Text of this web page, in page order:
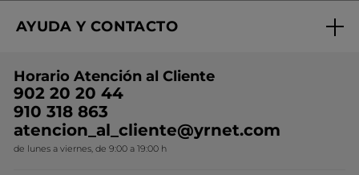
Nuestros compromisos
Conviértete en Franquiciada
Rebajas
Ideas de Regalo
Colección Monoi
Novedades del mes
AYUDA Y CONTACTO
Contacto
Horario Atención al Cliente
902 20 20 44
910 318 863
atencion_al_cliente@yrnet.com
de lunes a viernes, de 9:00 a 19:00 h